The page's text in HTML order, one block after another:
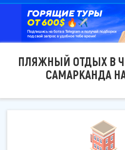
ПЛЯЖНЫЙ ОТДЫХ В
САМАРКАНДА